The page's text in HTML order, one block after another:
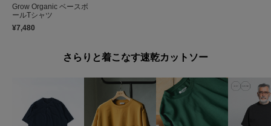
Grow Organic ベースボ
ールTシャツ
¥7,480
さらりと着こなす速乾カットソー